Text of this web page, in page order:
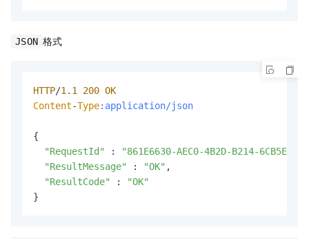
JSON 格式
HTTP/1.1 200 OK
Content-Type:application/json
{
"RequestId"
:
"861E6630-AEC0-4B2D-B214-
"ResultMessage"
: "OK" ,
"ResultCode"
:
"OK"
}